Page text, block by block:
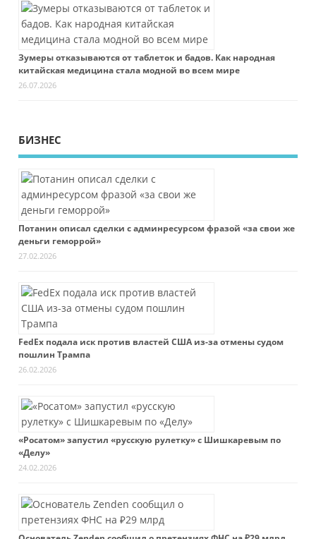
Зумеры отказываются от таблеток и бадов. Как народная
китайская медицина стала модной во всем мире
26.07.2026
БИЗНЕС
Потанин описал сделки с админресурсом фразой «за свои же
деньги геморрой»
27.02.2026
FedEx подала иск против властей США из-за отмены судом
пошлин Трампа
26.02.2026
«Росатом» запустил «русскую рулетку» с Шишкаревым по
«Делу»
24.02.2026